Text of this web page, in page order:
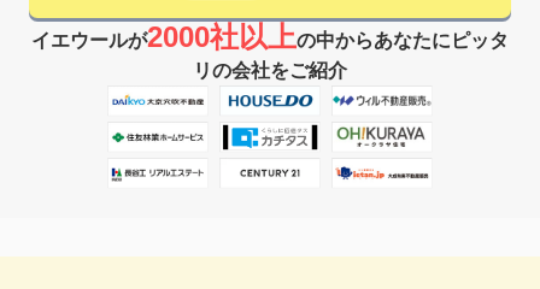
イエウールが2000社以上の中からあなたにピッタ
リの会社をご紹介